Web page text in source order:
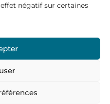
négatif sur certaines
:
12:00 / 14:00 – 17:00
– 12:00
des cookies